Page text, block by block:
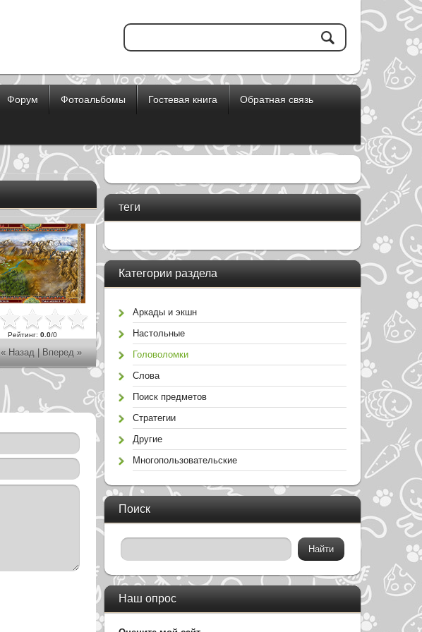
Форум Фотоальбомы Гостевая книга Обратная связь
Рейтинг: 0.0/0
« Назад|Вперед »
теги
Категории раздела
Аркады и экшн
Настольные
Головоломки
Слова
Поиск предметов
Стратегии
Другие
Многопользовательские
Поиск
Наш опрос